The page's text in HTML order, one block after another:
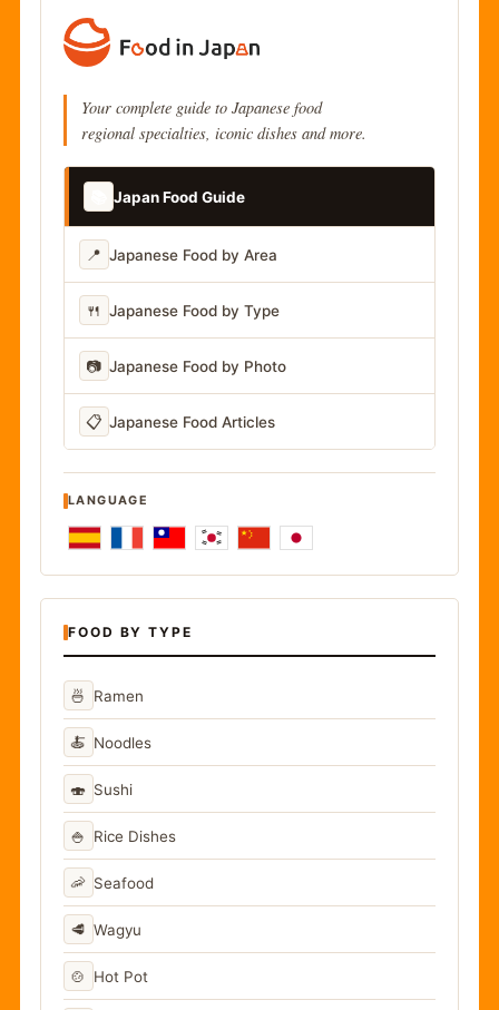
Your complete guide to Japanese food
regional specialties, iconic dishes and more.
Japan Food Guide
📍 Japanese Food by Area
🍴 Japanese Food by Type
📷 Japanese Food by Photo
📋 Japanese Food Articles
LANGUAGE
FOOD BY TYPE
🍜 Ramen
🍝 Noodles
🍣 Sushi
🍚 Rice Dishes
🦐 Seafood
🥩 Wagyu
🍲 Hot Pot